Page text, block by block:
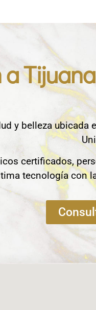
a
y belleza ubicada
certificados,
tecnología con